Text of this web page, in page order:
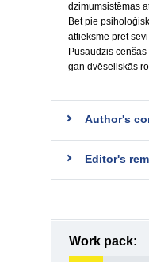
dzimumsistēmas
Bet pie
attieksme pret
Pusaudzis
gan dvēseliskās
Author's
Editor's
Work pack: